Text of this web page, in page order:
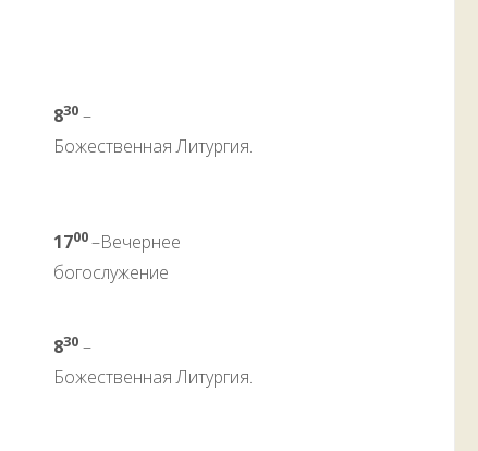
830–
Божественная Литургия.
1700–Вечернее
богослужение
830–
Божественная Литургия.